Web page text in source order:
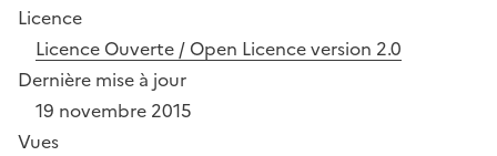
Licence
Licence Ouverte / Open Licence version 2.0
Dernière mise à jour
19 novembre 2015
Vues